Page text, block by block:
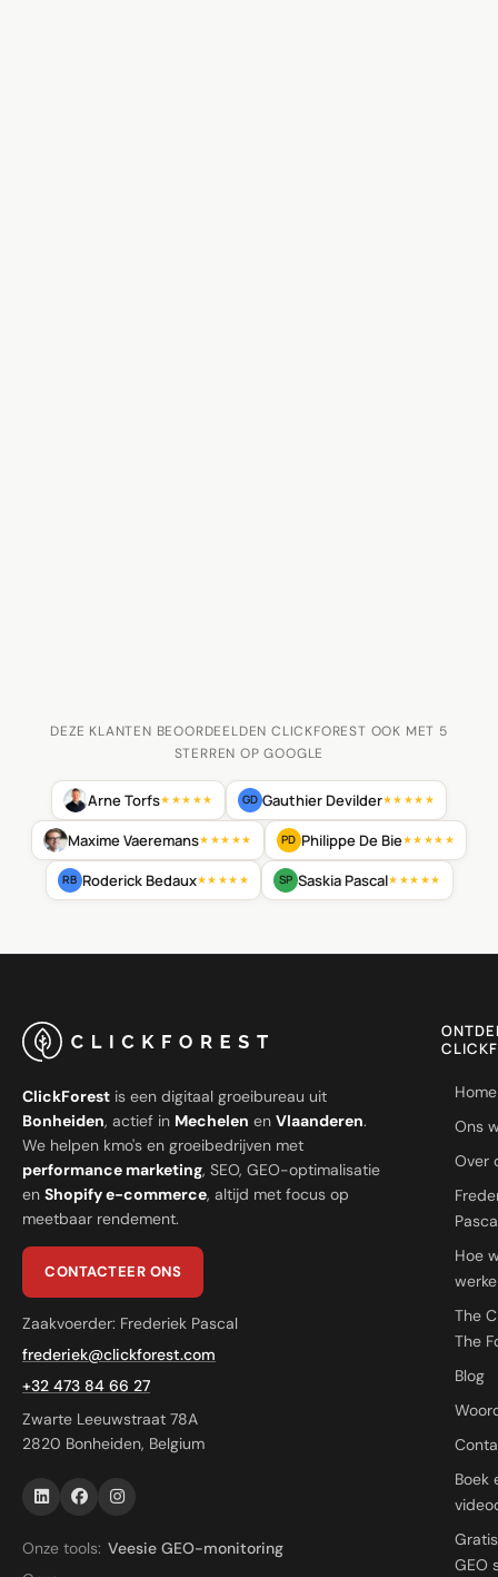
DEZE KLANTEN BEOORDEELDEN CLICKFOREST OOK MET 5
STERREN OP GOOGLE
Arne Torfs★★★★★ GD Gauthier Devilder★★★★★
Maxime Vaeremans★★★★★ PD Philippe De Bie★★★★★
RB Roderick Bedaux★★★★★ SP Saskia Pascal★★★★★
ClickForest is een digitaal groeibureau uit
Bonheiden, actief in Mechelen en Vlaanderen.
We helpen kmo's en groeibedrijven met
performance marketing, SEO, GEO-optimalisatie
en Shopify e-commerce, altijd met focus op
meetbaar rendement.
CONTACTEER ONS
Zaakvoerder: Frederiek Pascal
frederiek@clickforest.com
+32 473 84 66 27
Zwarte Leeuwstraat 78A
2820 Bonheiden, Belgium
Onze tools: Veesie GEO-monitoring
Home
Ons
Over
Hoe
The
The
Blog
Boek
GEO